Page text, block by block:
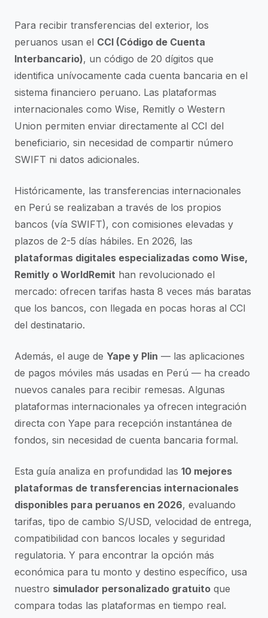
Para recibir transferencias del exterior, los
peruanos usan el CCI (Código de Cuenta
Interbancario), un código de 20 dígitos que
identifica unívocamente cada cuenta bancaria en el
sistema financiero peruano. Las plataformas
internacionales como Wise, Remitly o Western
Union permiten enviar directamente al CCI del
beneficiario, sin necesidad de compartir número
SWIFT ni datos adicionales.
Históricamente, las transferencias internacionales
en Perú se realizaban a través de los propios
bancos (vía SWIFT), con comisiones elevadas y
plazos de 2-5 días hábiles. En 2026, las
plataformas digitales especializadas como Wise,
Remitly o WorldRemit han revolucionado el
mercado: ofrecen tarifas hasta 8 veces más baratas
que los bancos, con llegada en pocas horas al CCI
del destinatario.
Además, el auge de Yape y Plin — las aplicaciones
de pagos móviles más usadas en Perú — ha creado
nuevos canales para recibir remesas. Algunas
plataformas internacionales ya ofrecen integración
directa con Yape para recepción instantánea de
fondos, sin necesidad de cuenta bancaria formal.
Esta guía analiza en profundidad las 10 mejores
plataformas de transferencias internacionales
disponibles para peruanos en 2026, evaluando
tarifas, tipo de cambio S/USD, velocidad de entrega,
compatibilidad con bancos locales y seguridad
regulatoria. Y para encontrar la opción más
económica para tu monto y destino específico, usa
nuestro simulador personalizado gratuito que
compara todas las plataformas en tiempo real.